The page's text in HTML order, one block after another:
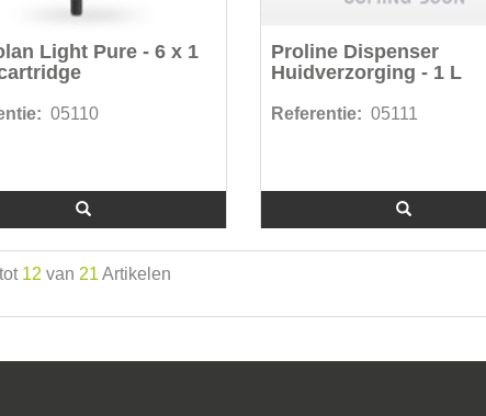
Light Pure - 6 x 1
05110
Proline Dispenser
Huidverzorging - 1 L
Referentie: 05111
tot 12 van 21 Artikelen